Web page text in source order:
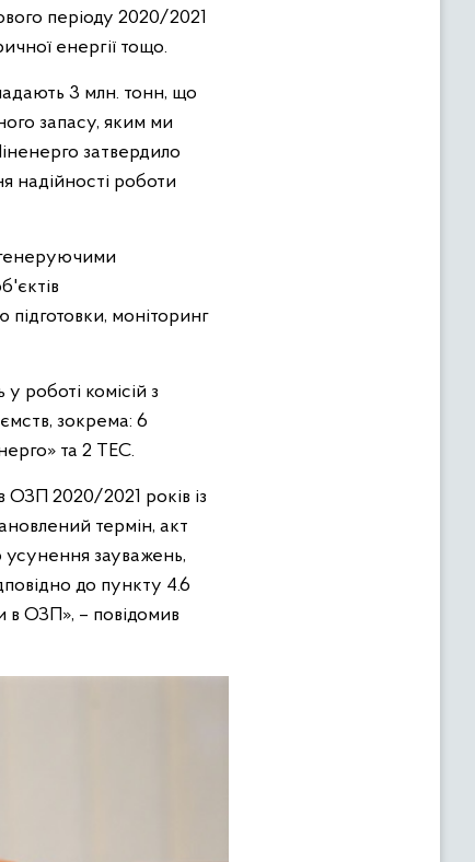
періоду 2020/2021
енергії тощо.
3 млн. тонн, що
запасу, яким ми
затвердило
надійності роботи
моніторинг
роботі комісій з
зокрема: 6
та 2 ТЕС.
ОЗП 2020/2021 років із
термін, акт
усунення зауважень,
до пункту 4.6
в ОЗП», – повідомив